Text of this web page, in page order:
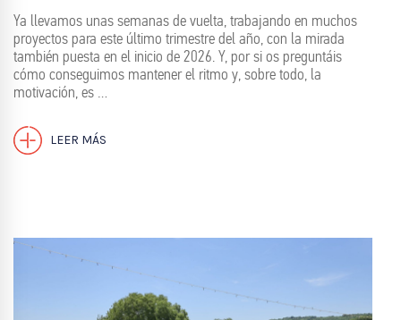
Ya llevamos unas semanas de vuelta, trabajando en muchos
proyectos para este último trimestre del año, con la mirada
también puesta en el inicio de 2026. Y, por si os preguntáis
cómo conseguimos mantener el ritmo y, sobre todo, la
motivación, es …
LEER MÁS